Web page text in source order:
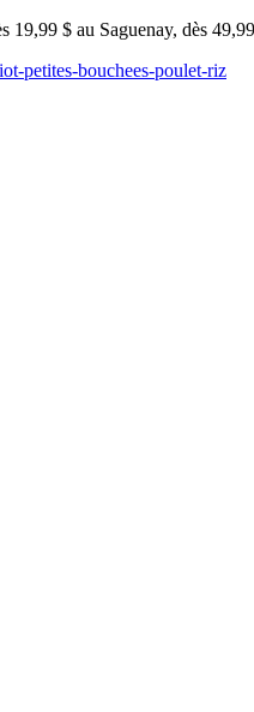
$ au Saguenay, dès
petites-bouchees-poulet-riz